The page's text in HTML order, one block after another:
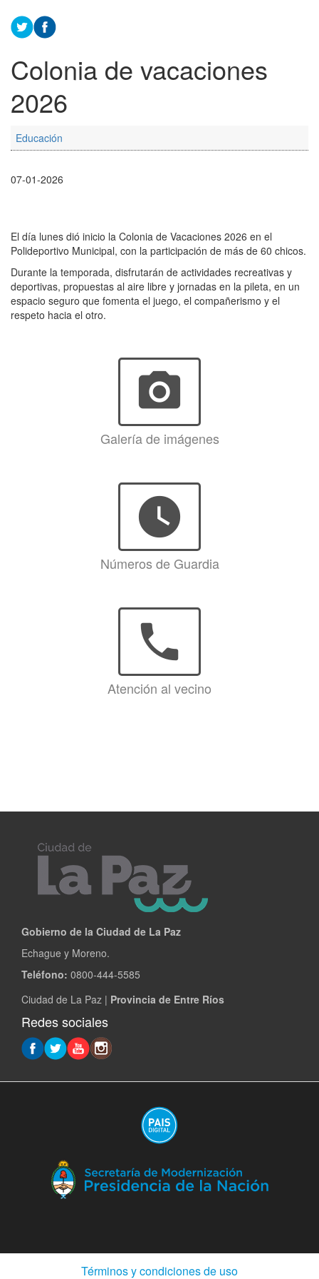
Colonia de vacaciones
2026
Educación
07-01-2026
El día lunes dió inicio la Colonia de Vacaciones 2026 en el
Polideportivo Municipal, con la participación de más de 60 chicos.
Durante la temporada, disfrutarán de actividades recreativas y
deportivas, propuestas al aire libre y jornadas en la pileta, en un
espacio seguro que fomenta el juego, el compañerismo y el
respeto hacia el otro.
photo_camera
Galería de imágenes
watch_later
Números de Guardia
phone
Atención al vecino
Gobierno de la Ciudad de La Paz
Echague y Moreno.
Teléfono: 0800-444-5585
Ciudad de La Paz | Provincia de Entre Ríos
Redes sociales
Términos y condiciones de uso(Abre